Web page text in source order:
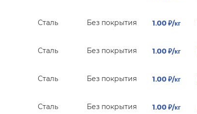
Сталь Без покрытия 1.00 ₽/кг
Сталь Без покрытия 1.00 ₽/кг
Сталь Без покрытия 1.00 ₽/кг
Сталь Без покрытия 1.00 ₽/кг